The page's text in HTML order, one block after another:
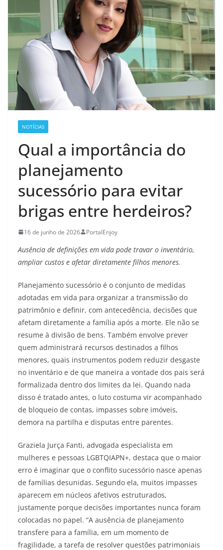
NOTÍCIAS
Qual a importância do
planejamento
sucessório para evitar
brigas entre herdeiros?
16 de junho de 2026 PortalEnjoy
Ausência de definições em vida pode travar o inventário,
ampliar custos e afetar diretamente filhos menores.
Planejamento sucessório é o conjunto de medidas
adotadas em vida para organizar a transmissão do
patrimônio e definir, com antecedência, decisões que
afetam diretamente a família após a morte. Ele não se
resume à divisão de bens. Também envolve prever
quem administrará recursos destinados a filhos
menores, quais instrumentos podem reduzir desgaste
no inventário e de que maneira a vontade dos pais será
formalizada dentro dos limites da lei. Quando nada
disso é tratado antes, o luto costuma vir acompanhado
de bloqueio de contas, impasses sobre imóveis,
demora na partilha e disputas entre parentes.
Graziela Jurça Fanti, advogada especialista em
mulheres e pessoas LGBTQIAPN+, destaca que o maior
erro é imaginar que o conflito sucessório nasce apenas
de famílias desunidas. Segundo ela, muitos impasses
aparecem em núcleos afetivos estruturados,
justamente porque decisões importantes nunca foram
colocadas no papel. “A ausência de planejamento
transfere para a família, em um momento de
fragilidade, a tarefa de resolver questões patrimoniais